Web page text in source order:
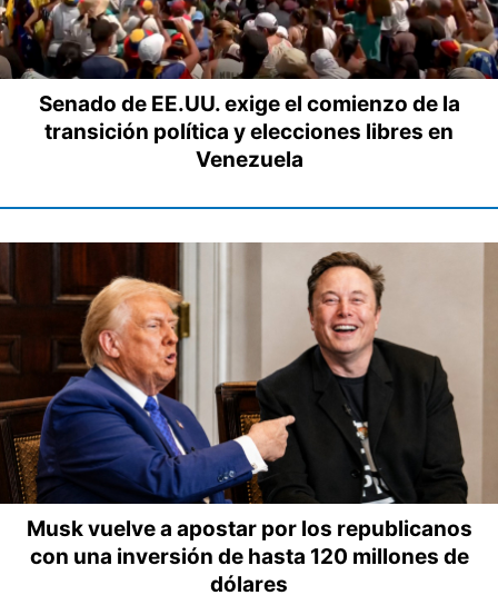
Senado de EE.UU. exige el comienzo de la
transición política y elecciones libres en
Venezuela
Musk vuelve a apostar por los republicanos
con una inversión de hasta 120 millones de
dólares